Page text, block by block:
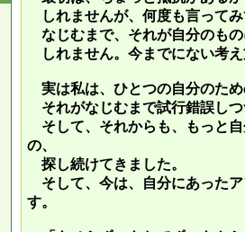
しれませんが、何度も言って
なじむまで、それが自分のも
しれません。今までにない考
実は私は、ひとつの自分のた
それがなじむまで試行錯誤し
そして、それからも、もっと
の、
探し続けてきました。
そして、今は、自分にあった
す。